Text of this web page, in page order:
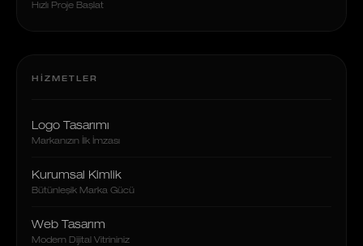
Hızlı Proje Başlat
HIZMETLER
Logo Tasarımı
Markanızın İlk İmzası
Kurumsal Kimlik
Bütünleşik Marka Gücü
Web Tasarım
Modern Dijital Vitrininiz